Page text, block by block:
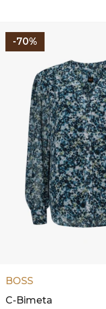
-70%
BOSS
C-Bimeta